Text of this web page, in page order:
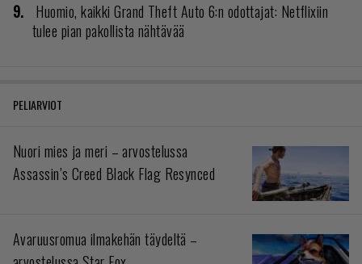
Huomio, kaikki Grand Theft Auto 6:n odottajat: Netflixiin
tulee pian pakollista nähtävää
PELIARVIOT
Nuori mies ja meri – arvostelussa
Assassin’s Creed Black Flag Resynced
Avaruusromua ilmakehän täydeltä –